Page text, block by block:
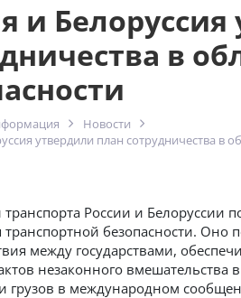
и
в
Новости
утвердили план сотрудничества в
России и Белоруссии
транспортной безопасности.
между государствами,
незаконного вмешательства
грузов в международном